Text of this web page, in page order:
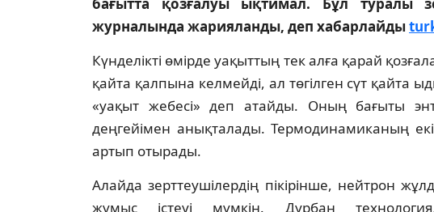
бағытта қозғалуы ықтимал. Бұл туралы
журналында жарияланды, деп хабарлайды
Күнделікті өмірде уақыттың тек алға қарай
қайта қалпына келмейді, ал төгілген сүт
«уақыт жебесі» деп атайды. Оның бағыты
деңгейімен анықталады. Термодинамиканың
артып отырады.
Алайда зерттеушілердің пікірінше, нейтрон
жұмыс істеуі мүмкін. Дурбан